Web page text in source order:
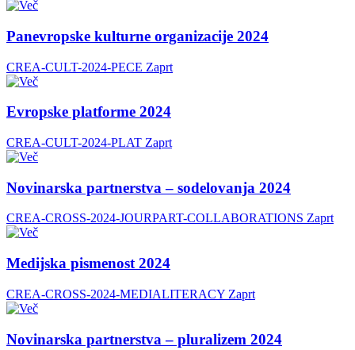
Panevropske kulturne organizacije 2024
CREA-CULT-2024-PECE Zaprt
Evropske platforme 2024
CREA-CULT-2024-PLAT Zaprt
Novinarska partnerstva – sodelovanja 2024
CREA-CROSS-2024-JOURPART-COLLABORATIONS Zaprt
Medijska pismenost 2024
CREA-CROSS-2024-MEDIALITERACY Zaprt
Novinarska partnerstva – pluralizem 2024